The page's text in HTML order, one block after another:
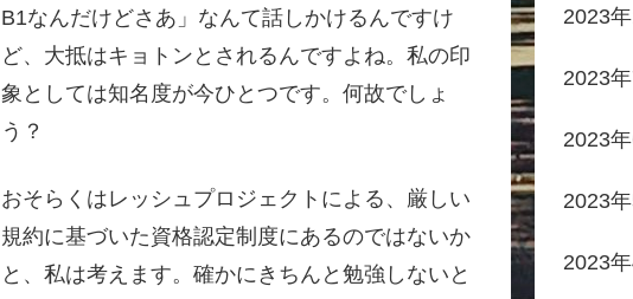
B1なんだけどさあ」なんて話しかけるんですけ
ど、大抵はキョトンとされるんですよね。私の印
象としては知名度が今ひとつです。何故でしょ
う？
おそらくはレッシュプロジェクトによる、厳しい
規約に基づいた資格認定制度にあるのではないか
と、私は考えます。確かにきちんと勉強しないと
2023
2023年
2023年
2023年
2023年